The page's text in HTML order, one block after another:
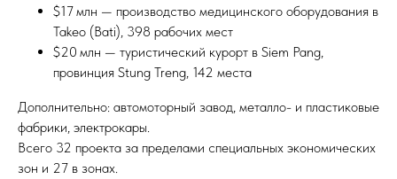
$17 млн — производство медицинского оборудования в
Takeo (Bati), 398 рабочих мест
$20 млн — туристический курорт в Siem Pang,
провинция Stung Treng, 142 места
Дополнительно: автомоторный завод, металло- и пластиковые
фабрики, электрокары.
Всего 32 проекта за пределами специальных экономических
зон и 27 в зонах.